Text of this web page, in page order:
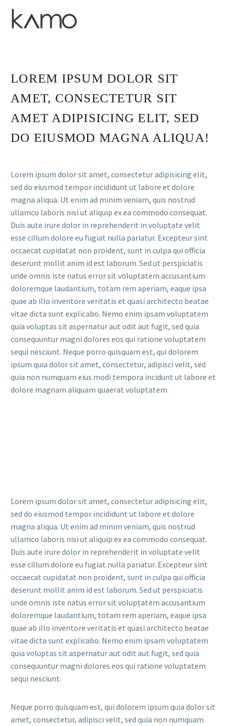
LOREM IPSUM DOLOR SIT
AMET, CONSECTETUR SIT
AMET ADIPISICING ELIT, SED
DO EIUSMOD MAGNA ALIQUA!
Lorem ipsum dolor sit amet, consectetur adipisicing elit,
sed do eiusmod tempor incididunt ut labore et dolore
magna aliqua. Ut enim ad minim veniam, quis nostrud
ullamco laboris nisi ut aliquip ex ea commodo consequat.
Duis aute irure dolor in reprehenderit in voluptate velit
esse cillum dolore eu fugiat nulla pariatur. Excepteur sint
occaecat cupidatat non proident, sunt in culpa qui officia
deserunt mollit anim id est laborum. Sed ut perspiciatis
unde omnis iste natus error sit voluptatem accusantium
doloremque laudantium, totam rem aperiam, eaque ipsa
quae ab illo inventore veritatis et quasi architecto beatae
vitae dicta sunt explicabo. Nemo enim ipsam voluptatem
quia voluptas sit aspernatur aut odit aut fugit, sed quia
consequuntur magni dolores eos qui ratione voluptatem
sequi nesciunt. Neque porro quisquam est, qui dolorem
ipsum quia dolor sit amet, consectetur, adipisci velit, sed
quia non numquam eius modi tempora incidunt ut labore et
dolore magnam aliquam quaerat voluptatem.
Lorem ipsum dolor sit amet, consectetur adipisicing elit,
sed do eiusmod tempor incididunt ut labore et dolore
magna aliqua. Ut enim ad minim veniam, quis nostrud
ullamco laboris nisi ut aliquip ex ea commodo consequat.
Duis aute irure dolor in reprehenderit in voluptate velit
esse cillum dolore eu fugiat nulla pariatur. Excepteur sint
occaecat cupidatat non proident, sunt in culpa qui officia
deserunt mollit anim id est laborum. Sed ut perspiciatis
unde omnis iste natus error sit voluptatem accusantium
doloremque laudantium, totam rem aperiam, eaque ipsa
quae ab illo inventore veritatis et quasi architecto beatae
vitae dicta sunt explicabo. Nemo enim ipsam voluptatem
quia voluptas sit aspernatur aut odit aut fugit, sed quia
consequuntur magni dolores eos qui ratione voluptatem
sequi nesciunt.
Neque porro quisquam est, qui dolorem ipsum quia dolor sit
amet, consectetur, adipisci velit, sed quia non numquam